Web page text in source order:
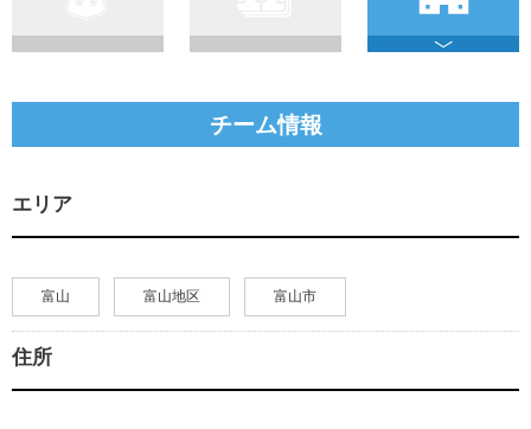
チーム情報
エリア
富山 富山地区 富山市
住所